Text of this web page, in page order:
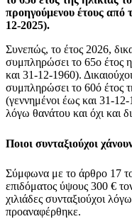
προηγούμενου έτους από
12-2025).
Συνεπώς, το έτος 2026,
συμπληρώσει το 65ο έτος
και 31-12-1960).
συμπληρώσει το 60ό έτος
(γεννημένοι έως και 31-
λόγω θανάτου και όχι και
Ποιοι συνταξιούχοι
Σύμφωνα με το άρθρο 17
επιδόματος ύψους 300 €
χιλιάδες συνταξιούχοι
προαναφέρθηκε.